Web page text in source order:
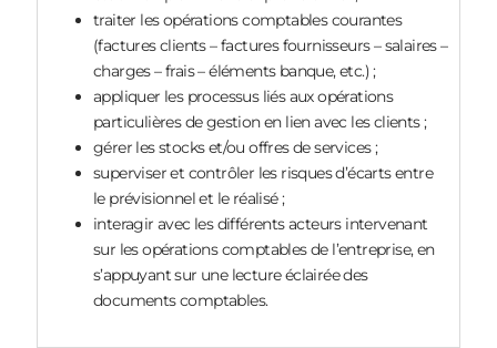
traiter les opérations comptables courantes
(factures clients – factures fournisseurs – salaires –
charges – frais – éléments banque, etc.) ;
appliquer les processus liés aux opérations
particulières de gestion en lien avec les clients ;
gérer les stocks et/ou offres de services ;
superviser et contrôler les risques d’écarts entre
le prévisionnel et le réalisé ;
interagir avec les différents acteurs intervenant
sur les opérations comptables de l’entreprise, en
s’appuyant sur une lecture éclairée des
documents comptables.